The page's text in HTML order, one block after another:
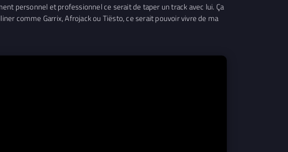
personnel et professionnel ce serait de taper un track avec lui. Ça
comme Garrix, Afrojack ou Tiësto, ce serait pouvoir vivre de ma